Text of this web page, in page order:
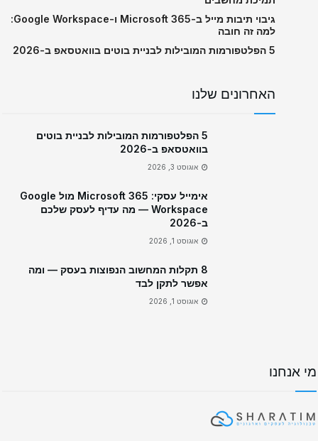
גיבוי תיבות מייל ב-Microsoft 365 ו-Google Workspace:
למה זה חובה
5 הפלטפורמות המובילות לבניית בוטים בוואטסאפ ב-2026
האחרונים שלנו
5 הפלטפורמות המובילות לבניית בוטים
בוואטסאפ ב-2026
אוגוסט 3, 2026
אימייל עסקי: Microsoft 365 מול Google
Workspace — מה עדיף לעסק שלכם
ב-2026
אוגוסט 1, 2026
8 תקלות המחשוב הנפוצות בעסק — ומה
אפשר לתקן לבד
אוגוסט 1, 2026
מי אנחנו